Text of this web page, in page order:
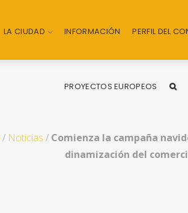
LA CIUDAD INFORMACIÓN PERFIL DEL
PROYECTOS EUROPEOS
/ Noticias / Comienza la campaña
dinamización del